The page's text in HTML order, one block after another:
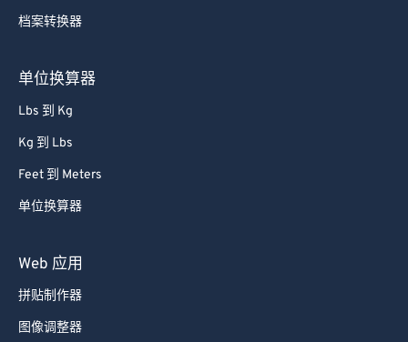
档案转换器
单位换算器
Lbs 到 Kg
Kg 到 Lbs
Feet 到 Meters
单位换算器
Web 应用
拼贴制作器
图像调整器